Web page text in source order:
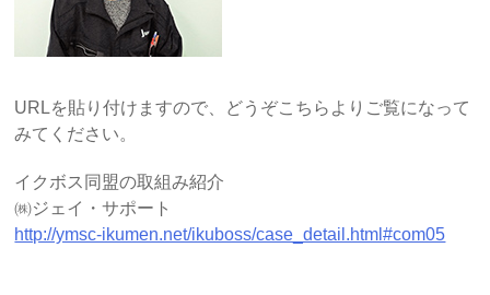
URLを貼り付けますので、どうぞこちらよりご覧になって
みてください。
イクボス同盟の取組み紹介
㈱ジェイ・サポート
http://ymsc-ikumen.net/ikuboss/case_detail.html#com05